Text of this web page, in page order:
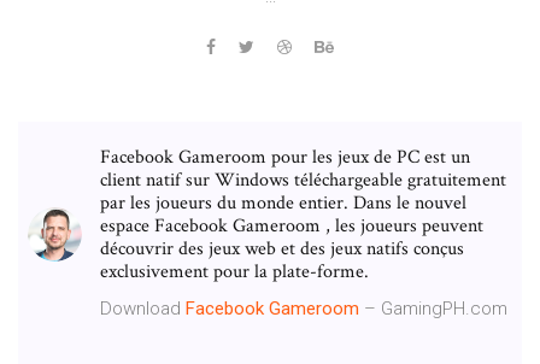
Facebook Gameroom pour les jeux de PC est un
client natif sur Windows téléchargeable gratuitement
par les joueurs du monde entier. Dans le nouvel
espace Facebook Gameroom , les joueurs peuvent
découvrir des jeux web et des jeux natifs conçus
exclusivement pour la plate-forme.
Download Facebook Gameroom – GamingPH.com